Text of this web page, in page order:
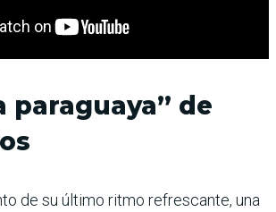
paraguaya” de
de su último ritmo refrescante, una